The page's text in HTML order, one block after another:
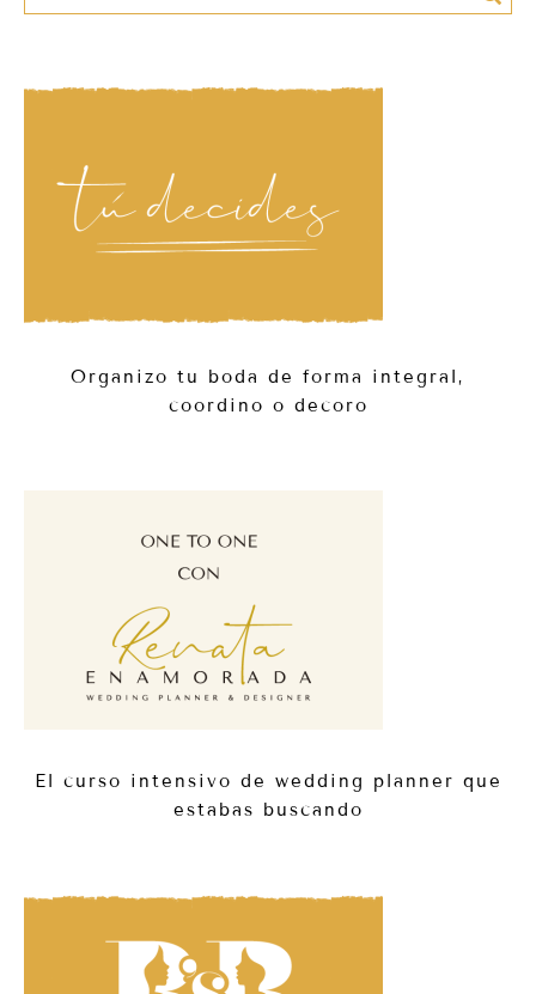
Organizo tu boda de forma integral,
coordino o decoro
El curso intensivo de wedding planner que
estabas buscando